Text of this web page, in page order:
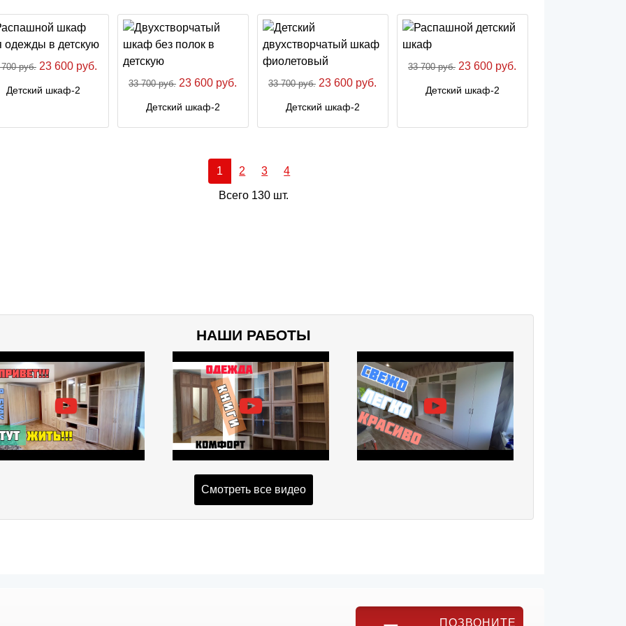
руб. 23 600 руб.
Детский шкаф-2
33 700 руб. 23 600 руб.
Детский шкаф-2
33 700 руб. 23 600 руб.
Детский шкаф-2
33 700 руб. 23 600 руб.
Детский шкаф-2
1 2 3 4
Всего 130 шт.
НАШИ РАБОТЫ
Смотреть все видео
ПОЗВОНИТЕ